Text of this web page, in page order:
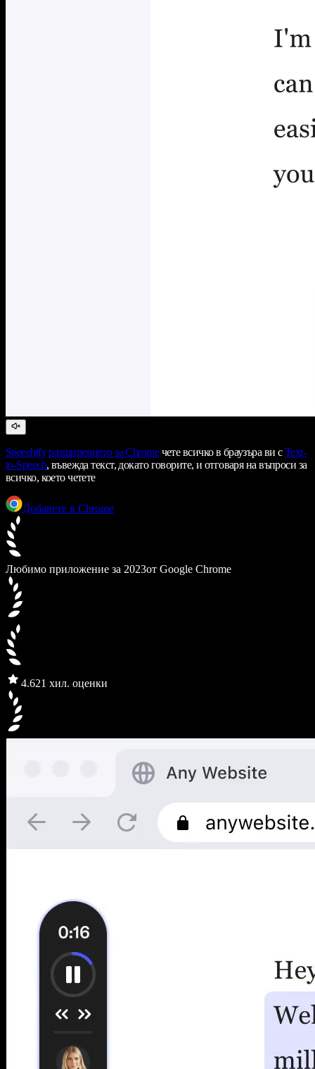
Speechify разширението за Chromeчете всичко в браузъра ви сText-
to-Speech, въвежда текст, докато говорите, и отговаря на въпроси за
всичко, което четете
Добавете в Chrome
Любимо приложение за 2023от Google Chrome
4.621 хил. оценки